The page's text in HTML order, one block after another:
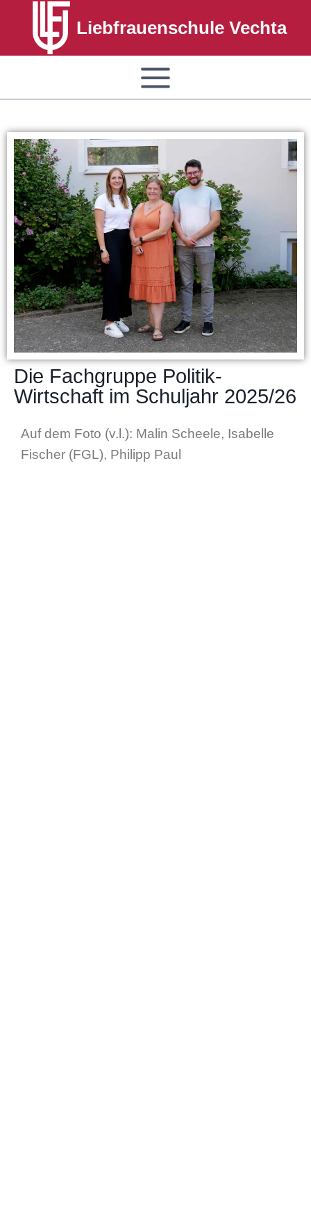
Liebfrauenschule Vechta
Die Fachgruppe Politik-
Wirtschaft im Schuljahr 2025/26
Auf dem Foto (v.l.): Malin Scheele, Isabelle
Fischer (FGL), Philipp Paul